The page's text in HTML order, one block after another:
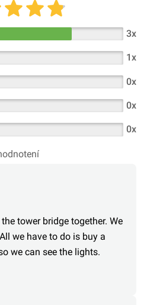
3x
1x
0x
0x
0x
tower bridge together. We
we can see the lights.